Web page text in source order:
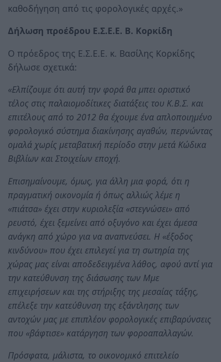
καθοδήγηση από τις φορολογικές αρχές.»
Δήλωση προέδρου Ε.Σ.Ε.Ε. Β. Κορκίδη
Ο πρόεδρος της Ε.Σ.Ε.Ε. κ. Βασίλης Κορκίδης
δήλωσε σχετικά:
«Eλπίζουμε ότι αυτή την φορά θα μπει οριστικό
τέλος στις παλαιομοδίτικες διατάξεις του Κ.Β.Σ. και
επιτέλους από το 2012 θα έχουμε ένα απλοποιημένο
φορολογικό σύστημα διακίνησης αγαθών, περνώντας
ομαλά χωρίς μεταβατική περίοδο στην μετά Κώδικα
Βιβλίων και Στοιχείων εποχή.
Επισημαίνουμε, όμως, για άλλη μια φορά, ότι η
πραγματική οικονομία ή όπως αλλιώς λέμε η
«πιάτσα» έχει στην κυριολεξία «στεγνώσει» από
ρευστό, έχει ξεμείνει από οξυγόνο και έχει άμεσα
ανάγκη από χώρο για να αναπνεύσει. Η «έξοδος
κινδύνου» που έχει επιλεγεί για τη σωτηρία της
χώρας μας είναι αποδεδειγμένα λάθος, αφού αντί για
την κατεύθυνση της διάσωσης των Μμε
επιχειρήσεων και της στήριξης της μεσαίας τάξης,
επέλεξε την κατεύθυνση της εξάντλησης των
αντοχών μας με επιπλέον φορολογικές επιβαρύνσεις
που «βάφτισε» κατάργηση των φοροαπαλλαγών.
Πρόσφατα, μάλιστα, το οικονομικό επιτελείο